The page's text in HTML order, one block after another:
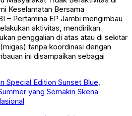
Keselamatan Bersama
– Pertamina EP Jambi mengimbau
aktivitas, mendirikan
penggalian di atas atau di sekitar
tanpa koordinasi dengan
ini disampaikan sebagai